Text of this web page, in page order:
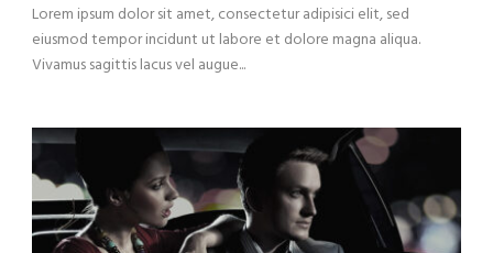
Lorem ipsum dolor sit amet, consectetur adipisici elit, sed
eiusmod tempor incidunt ut labore et dolore magna aliqua.
Vivamus sagittis lacus vel augue...